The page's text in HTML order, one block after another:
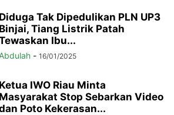
Diduga Tak Dipedulikan PLN UP3
Binjai, Tiang Listrik Patah
Ibu...
Abdulah - 16/01/2025
Ketua IWO Riau Minta
Masyarakat Stop Sebarkan Video
Poto Kekerasan...